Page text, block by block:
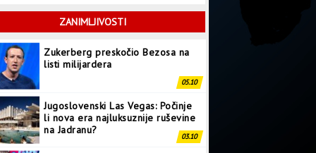
ZANIMLJIVOSTI
Zukerberg preskočio Bezosa na
listi milijardera
05.10
Jugoslovenski Las Vegas: Počinje
li nova era najluksuznije ruševine
na Jadranu?
03.10